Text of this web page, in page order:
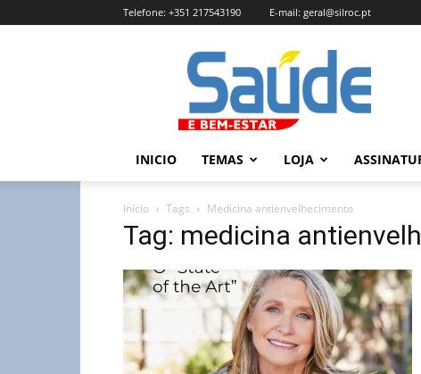
Telefone: +351 217543190 E-mail: geral@silroc.pt
Revista
Saúde
e
Bem
Estar
Edição
INICIO TEMAS LOJA
Início Tags Medicina antienvelhecimento
Tag: medicina